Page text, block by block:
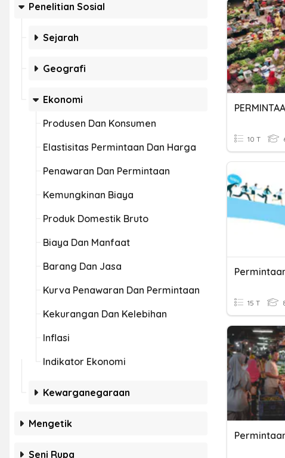
Penelitian Sosial
Sejarah
Geografi
Ekonomi
Produsen Dan Konsumen
Elastisitas Permintaan Dan Harga
Penawaran Dan Permintaan
Kemungkinan Biaya
Produk Domestik Bruto
Biaya Dan Manfaat
Barang Dan Jasa
Kurva Penawaran Dan Permintaan
Kekurangan Dan Kelebihan
Inflasi
Indikator Ekonomi
Kewarganegaraan
Mengetik
Seni Rupa
10 T
15 T